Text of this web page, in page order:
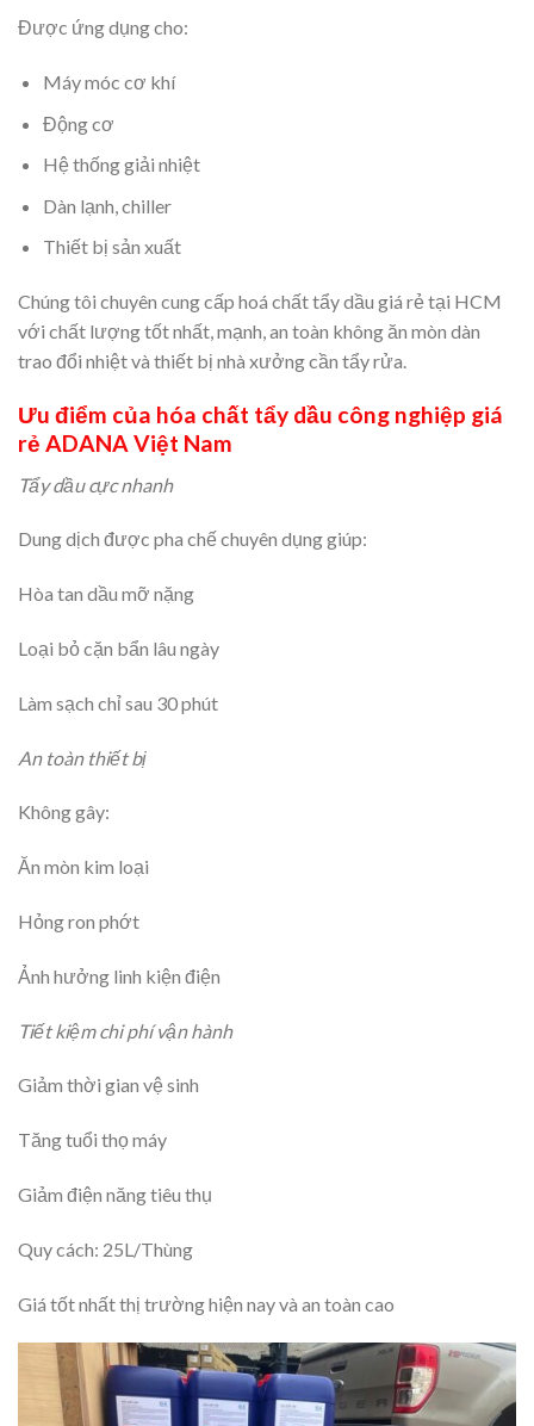
Được ứng dụng cho:
Máy móc cơ khí
Động cơ
Hệ thống giải nhiệt
Dàn lạnh, chiller
Thiết bị sản xuất
Chúng tôi chuyên cung cấp hoá chất tẩy dầu giá rẻ tại HCM
với chất lượng tốt nhất, mạnh, an toàn không ăn mòn dàn
trao đổi nhiệt và thiết bị nhà xưởng cần tẩy rửa.
Ưu điểm của hóa chất tẩy dầu công nghiệp giá
rẻ ADANA Việt Nam
Tẩy dầu cực nhanh
Dung dịch được pha chế chuyên dụng giúp:
Hòa tan dầu mỡ nặng
Loại bỏ cặn bẩn lâu ngày
Làm sạch chỉ sau 30 phút
An toàn thiết bị
Không gây:
Ăn mòn kim loại
Hỏng ron phớt
Ảnh hưởng linh kiện điện
Tiết kiệm chi phí vận hành
Giảm thời gian vệ sinh
Tăng tuổi thọ máy
Giảm điện năng tiêu thụ
Quy cách: 25L/Thùng
Giá tốt nhất thị trường hiện nay và an toàn cao